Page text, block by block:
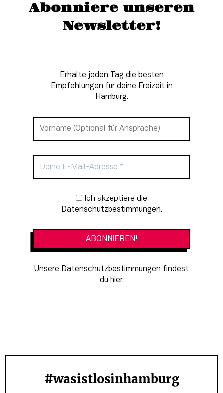
Abonniere unseren
Newsletter!
Erhalte jeden Tag die besten
Empfehlungen für deine Freizeit in
Hamburg.
Newsletter-Anmeldung
Datenschutzbestimmungen.
Unsere Datenschutzbestimmungen findest
du hier.
#wasistlosinhamburg